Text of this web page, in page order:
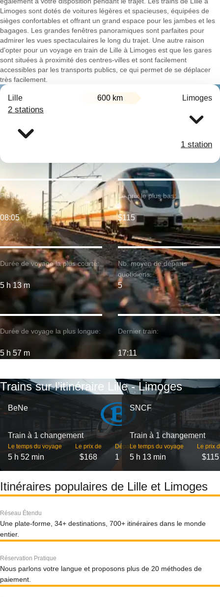
Limoges sont dotés de voitures légères et spacieuses, équipées de
sièges confortables et offrant un grand espace pour les jambes et les
bagages. Les grandes fenêtres panoramiques sont parfaites pour
admirer les vues spectaculaires le long du trajet. Une autre raison
d'opter pour un voyage en train de Lille à Limoges est que les gares
sont situées à proximité des centres-villes et sont facilement
accessibles par les transports publics, ce qui permet de se déplacer
très facilement.
Lille 600 km Limoges
2 stations
1 station
Durée de voyage la plus courte:
5 h 13 m
Premier train:
08:05
Durée de voyage la plus longue:
5 h 57 m
Le prix le plus bas:
$115
Nb. moyen de départs
quotidiens:
5
Dernier train:
17:11
Trains sur l’itinéraire Lille - Limoges
BeNe
Train à 1 changement
Le temps du voyage
5 h 52 min
Le prix de
$168
Départs
1
SNCF
Train à 1 changement
Le temps du voyage
5 h 13 min
Le prix
$115
Itinéraires populaires de Lille et Limoges
Réseau Étendu
Une plate-forme, 34+ destinations, 700+ itinéraires dans le monde
entier.
Réservation Pratique
Nous parlons votre langue et proposons plus de 20 méthodes de
paiement.